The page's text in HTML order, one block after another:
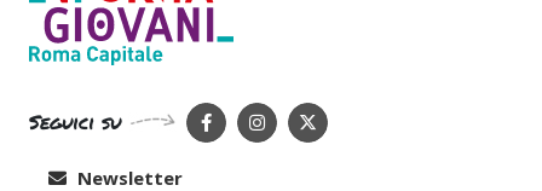
Seguici su
Newsletter